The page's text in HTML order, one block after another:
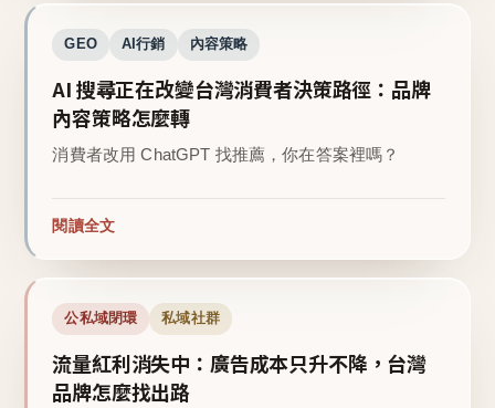
GEO AI行銷 內容策略
AI 搜尋正在改變台灣消費者決策路徑：品牌
內容策略怎麼轉
消費者改用 ChatGPT 找推薦，你在答案裡嗎？
閱讀全文
公私域閉環 私域社群
流量紅利消失中：廣告成本只升不降，台灣
品牌怎麼找出路